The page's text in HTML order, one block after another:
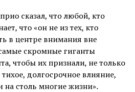
сказал, что любой, кто
что «он не из тех, кто
в центре внимания вне
скромные гиганты
чтобы их признали, не только
тихое, долгосрочное влияние,
на столь многие жизни».